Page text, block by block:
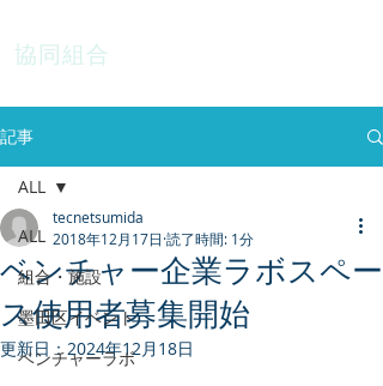
協同組合
記事
ALL
組合・施設
墨田区イベント
ベンチャーラボ
ALL
ベンチャー企業ラボスペー
ス使用者募集開始
tecnetsumida
2018年12月17日 読了時間: 1分
更新日：2024年12月18日